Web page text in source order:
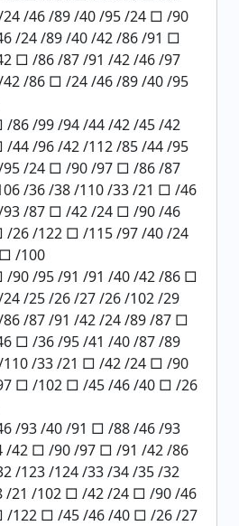
/46 /89 /40 /95 /24 □ /90
/24 /89 /40 /42 /86 /91 □
□ /86 /87 /91 /42 /46 /97
/86 □ /24 /46 /89 /40 /95
86 /99 /94 /44 /42 /45 /42
/96 /42 /112 /85 /44 /95
95 /24 □ /90 /97 □ /86 /87
/36 /38 /110 /33 /21 □ /46
93 /87 □ /42 /24 □ /90 /46
26 /122 □ /115 /97 /40 /24
/100
90 /95 /91 /91 /40 /42 /86 □
/25 /26 /27 /26 /102 /29
/87 /91 /42 /24 /89 /87 □
□ /36 /95 /41 /40 /87 /89
/33 /21 □ /42 /24 □ /90
□ /102 □ /45 /46 /40 □ /26
/93 /40 /91 □ /88 /46 /93
/42 □ /90 /97 □ /91 /42 /86
/123 /124 /33 /34 /35 /32
/21 /102 □ /42 /24 □ /90 /46
122 □ /45 /46 /40 □ /26 /27